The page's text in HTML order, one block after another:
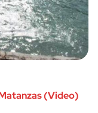
(Video)